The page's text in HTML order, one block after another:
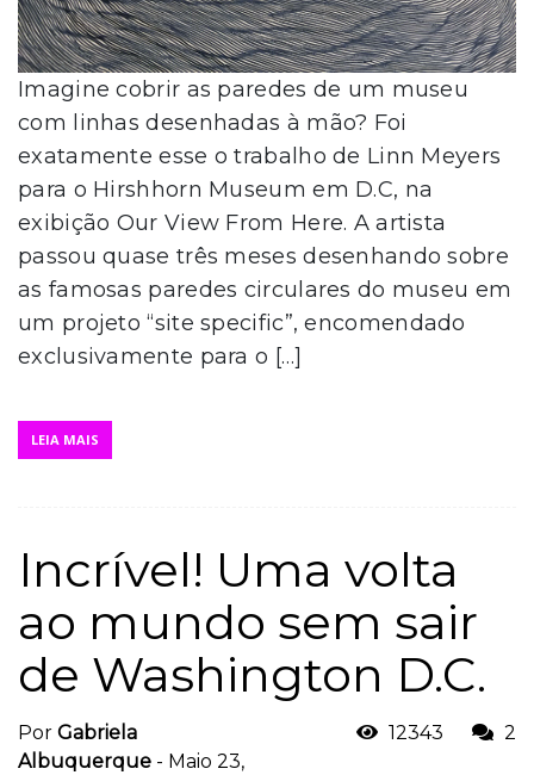
Imagine cobrir as paredes de um museu
com linhas desenhadas à mão? Foi
exatamente esse o trabalho de Linn Meyers
para o Hirshhorn Museum em D.C, na
exibição Our View From Here. A artista
passou quase três meses desenhando sobre
as famosas paredes circulares do museu em
um projeto “site specific”, encomendado
exclusivamente para o […]
LEIA MAIS
Incrível! Uma volta
ao mundo sem sair
de Washington D.C.
Por Gabriela
Albuquerque - Maio 23,
12343 2